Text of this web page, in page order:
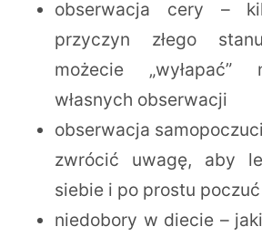
obserwacja cery –
przyczyn złego
możecie „wyłapać”
własnych obserwacji
obserwacja
zwrócić uwagę, aby
siebie i po prostu
niedobory w diecie –